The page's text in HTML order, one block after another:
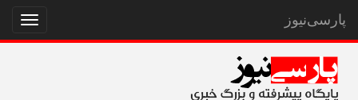
نمایش
منو
پارسی‌نیوز